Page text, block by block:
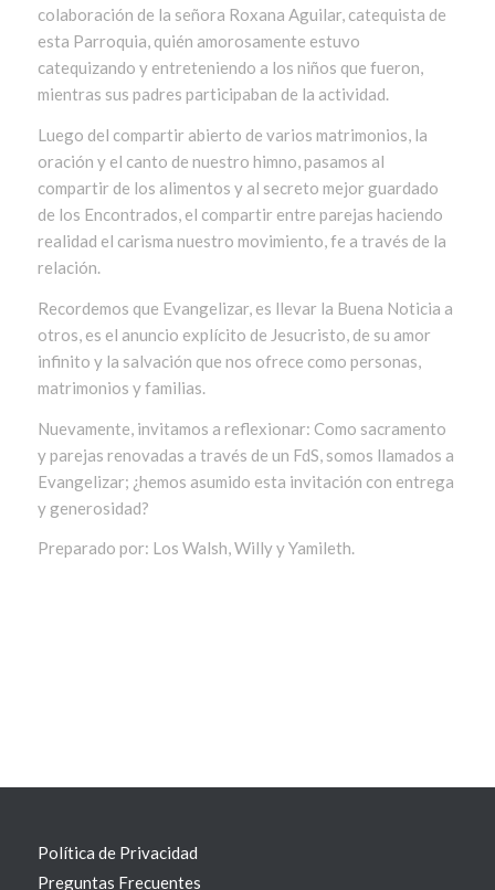
colaboración de la señora Roxana Aguilar, catequista de
esta Parroquia, quién amorosamente estuvo
catequizando y entreteniendo a los niños que fueron,
mientras sus padres participaban de la actividad.
Luego del compartir abierto de varios matrimonios, la
oración y el canto de nuestro himno, pasamos al
compartir de los alimentos y al secreto mejor guardado
de los Encontrados, el compartir entre parejas haciendo
realidad el carisma nuestro movimiento, fe a través de la
relación.
Recordemos que Evangelizar, es llevar la Buena Noticia a
otros, es el anuncio explícito de Jesucristo, de su amor
infinito y la salvación que nos ofrece como personas,
matrimonios y familias.
Nuevamente, invitamos a reflexionar: Como sacramento
y parejas renovadas a través de un FdS, somos llamados a
Evangelizar; ¿hemos asumido esta invitación con entrega
y generosidad?
Preparado por: Los Walsh, Willy y Yamileth.
Política de Privacidad
Preguntas Frecuentes